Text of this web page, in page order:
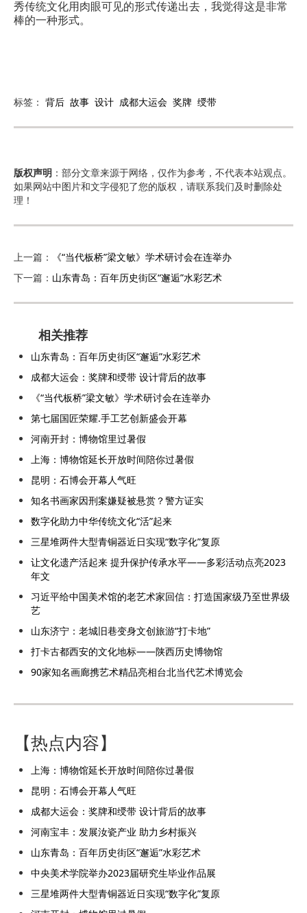
秀传统文化用肉眼可见的形式传递出去，我觉得这是非常
棒的一种形式。
标签： 背后 故事 设计 成都大运会 奖牌 绶带
版权声明 ：部分文章来源于网络，仅作为参考，不代表本站观点。
如果网站中图片和文字侵犯了您的版权，请联系我们及时删除处
理！
上一篇：
《“当代板桥”梁文敏》学术研讨会在连举办
下一篇： 山东青岛：百年历史街区“邂逅”水彩艺术
相关推荐
山东青岛：百年历史街区“邂逅”水彩艺术
成都大运会：奖牌和绶带 设计背后的故事
《“当代板桥”梁文敏》学术研讨会在连举办
第七届国匠荣耀.手工艺创新盛会开幕
河南开封：博物馆里过暑假
上海：博物馆延长开放时间陪你过暑假
昆明：石博会开幕人气旺
知名书画家因刑案嫌疑被悬赏？警方证实
数字化助力中华传统文化“活”起来
三星堆两件大型青铜器近日实现“数字化”复原
让文化遗产活起来 提升保护传承水平——多彩活动点亮2023
年文
习近平给中国美术馆的老艺术家回信：打造国家级乃至世界级
艺
山东济宁：老城旧巷变身文创旅游“打卡地”
打卡古都西安的文化地标——陕西历史博物馆
90家知名画廊携艺术精品亮相台北当代艺术博览会
【热点内容】
上海：博物馆延长开放时间陪你过暑假
昆明：石博会开幕人气旺
成都大运会：奖牌和绶带 设计背后的故事
河南宝丰：发展汝瓷产业 助力乡村振兴
山东青岛：百年历史街区“邂逅”水彩艺术
中央美术学院举办2023届研究生毕业作品展
三星堆两件大型青铜器近日实现“数字化”复原